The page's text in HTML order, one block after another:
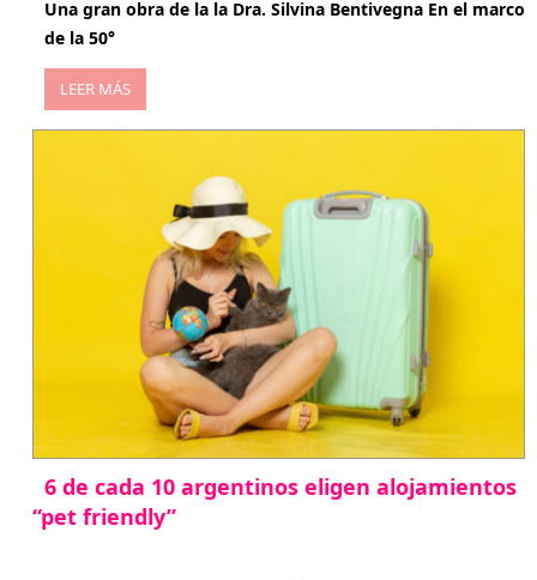
Una gran obra de la la Dra. Silvina Bentivegna En el marco
de la 50°
LEER MÁS
6 de cada 10 argentinos eligen alojamientos
“pet friendly”